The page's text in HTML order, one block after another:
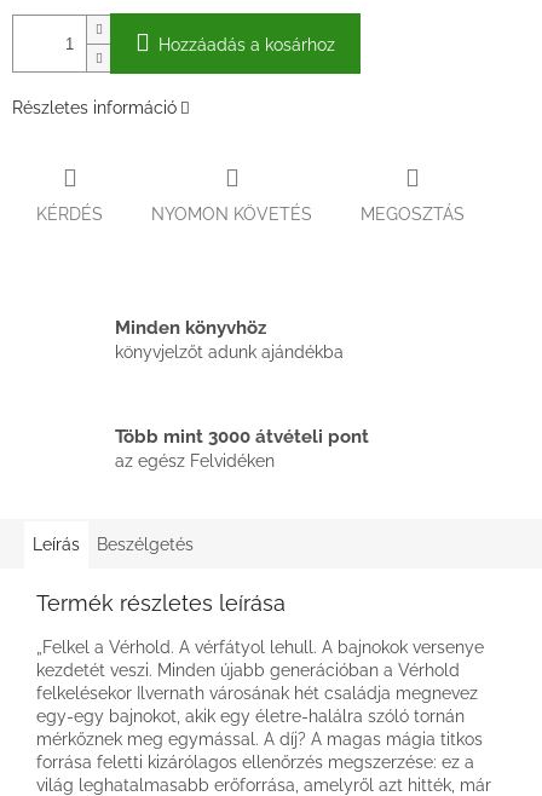
Hozzáadás a kosárhoz
Részletes információ
KÉRDÉS NYOMON KÖVETÉS MEGOSZTÁS
Minden könyvhöz
könyvjelzőt adunk ajándékba
Több mint 3000 átvételi pont
az egész Felvidéken
Leírás Beszélgetés
Termék részletes leírása
„Felkel a Vérhold. A vérfátyol lehull. A bajnokok versenye
kezdetét veszi. Minden újabb generációban a Vérhold
felkelésekor Ilvernath városának hét családja megnevez
egy-egy bajnokot, akik egy életre-halálra szóló tornán
mérkőznek meg egymással. A díj? A magas mágia titkos
forrása feletti kizárólagos ellenőrzés megszerzése: ez a
világ leghatalmasabb erőforrása, amelyről azt hitték, már